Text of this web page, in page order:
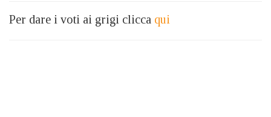
Per dare i voti ai grigi clicca qui